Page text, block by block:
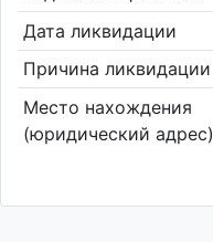
Дата ликвидации
Причина ликвидации
Место нахождения
(юридический адрес)